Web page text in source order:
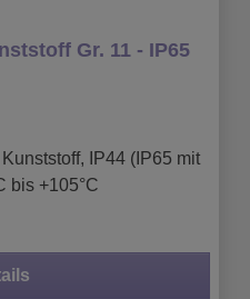
Gr. 11 - IP65
IP44 (IP65 mit
bis +105°C